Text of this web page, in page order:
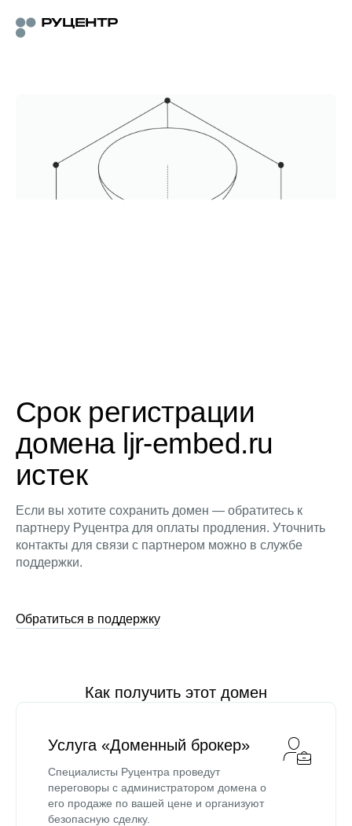
Срок регистрации
домена ljr-embed.ru
истек
Если вы хотите сохранить домен — обратитесь к
партнеру Руцентра для оплаты продления. Уточнить
контакты для связи с партнером можно в службе
поддержки.
Обратиться в поддержку
Как получить этот домен
Услуга «Доменный брокер»
Специалисты Руцентра проведут
переговоры с администратором домена о
его продаже по вашей цене и организуют
безопасную сделку.